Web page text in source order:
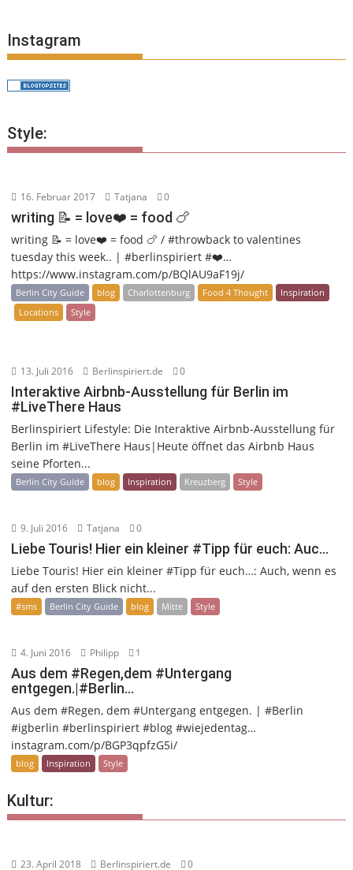
Instagram
Style:
16. Februar 2017 Tatjana 0
writing 📝 = love❤️ = food 🍗
writing 📝 = love❤️ = food 🍗 / #throwback to valentines
tuesday this week.. | #berlinspiriert #❤️…
https://www.instagram.com/p/BQlAU9aF19j/
Berlin City Guide blog Charlottenburg Food 4 Thought
Inspiration
Locations
Style
13. Juli 2016 Berlinspiriert.de 0
Interaktive Airbnb-Ausstellung für Berlin im
#LiveThere Haus
Berlinspiriert Lifestyle: Die Interaktive Airbnb-Ausstellung für
Berlin im #LiveThere Haus|Heute öffnet das Airbnb Haus
seine Pforten...
Berlin City Guide blog Inspiration Kreuzberg Style
9. Juli 2016 Tatjana 0
Liebe Touris! Hier ein kleiner #Tipp für euch: Auc…
Liebe Touris! Hier ein kleiner #Tipp für euch…: Auch, wenn es
auf den ersten Blick nicht...
#sms Berlin City Guide blog Mitte Style
4. Juni 2016 Philipp 1
Aus dem #Regen,dem #Untergang
entgegen.|#Berlin…
Aus dem #Regen, dem #Untergang entgegen. | #Berlin
#igberlin #berlinspiriert #blog #wiejedentag…
instagram.com/p/BGP3qpfzG5i/
blog Inspiration Style
Kultur:
23. April 2018 Berlinspiriert.de 0